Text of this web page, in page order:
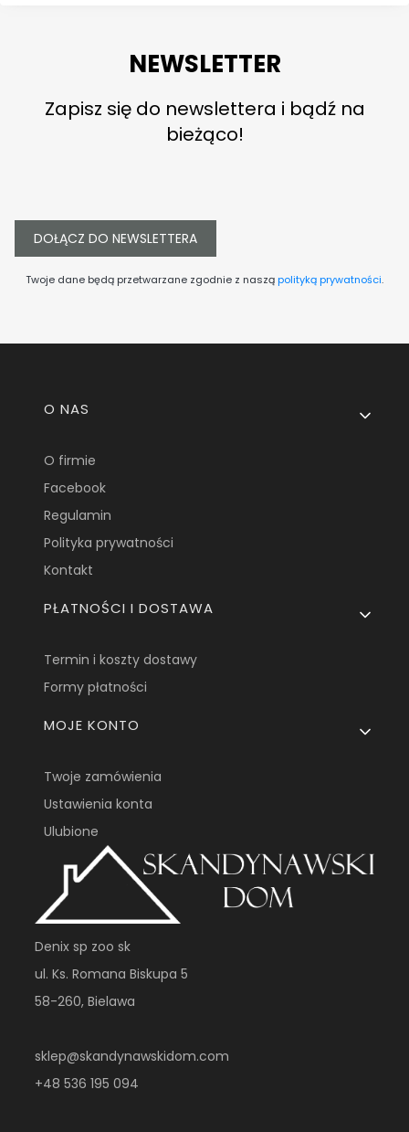
NEWSLETTER
Zapisz się do newslettera i bądź na
bieżąco!
DOŁĄCZ DO NEWSLETTERA
Twoje dane będą przetwarzane zgodnie z nasząpolityką prywatności.
Linki w stopce
O NAS
O firmie
Facebook
Regulamin
Polityka prywatności
Kontakt
PŁATNOŚCI I DOSTAWA
Termin i koszty dostawy
Formy płatności
MOJE KONTO
Twoje zamówienia
Ustawienia konta
Ulubione
Denix sp zoo sk
ul. Ks. Romana Biskupa 5
58-260, Bielawa
sklep@skandynawskidom.com
+48 536 195 094